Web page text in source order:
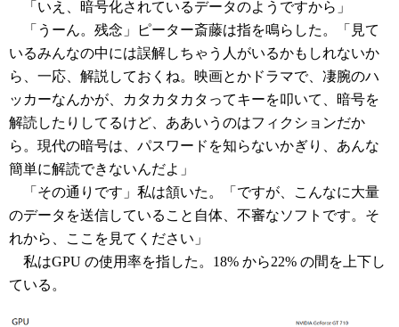
「いえ、暗号化されているデータのようですから」
「うーん。残念」ピーター斎藤は指を鳴らした。「見て
いるみんなの中には誤解しちゃう人がいるかもしれないか
ら、一応、解説しておくね。映画とかドラマで、凄腕のハ
ッカーなんかが、カタカタカタってキーを叩いて、暗号を
解読したりしてるけど、ああいうのはフィクションだか
ら。現代の暗号は、パスワードを知らないかぎり、あんな
簡単に解読できないんだよ」
「その通りです」私は頷いた。「ですが、こんなに大量
のデータを送信していること自体、不審なソフトです。そ
れから、ここを見てください」
私はGPU の使用率を指した。18% から22% の間を上下し
ている。